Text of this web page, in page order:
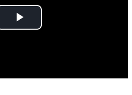
Play